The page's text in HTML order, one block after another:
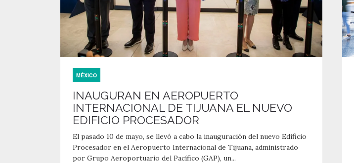
MÉXICO
INAUGURAN EN AEROPUERTO
INTERNACIONAL DE TIJUANA EL NUEVO
EDIFICIO PROCESADOR
El pasado 10 de mayo, se llevó a cabo la inauguración del nuevo Edificio
Procesador en el Aeropuerto Internacional de Tijuana, administrado
por Grupo Aeroportuario del Pacífico (GAP), un...